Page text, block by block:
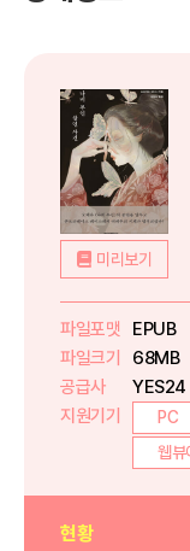
미리보기
파일포맷
EPUB
파일크기
68MB
공급사
YES24
지원기기
PC
웹뷰
현황